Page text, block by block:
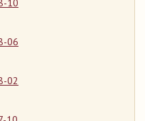
10
06
02